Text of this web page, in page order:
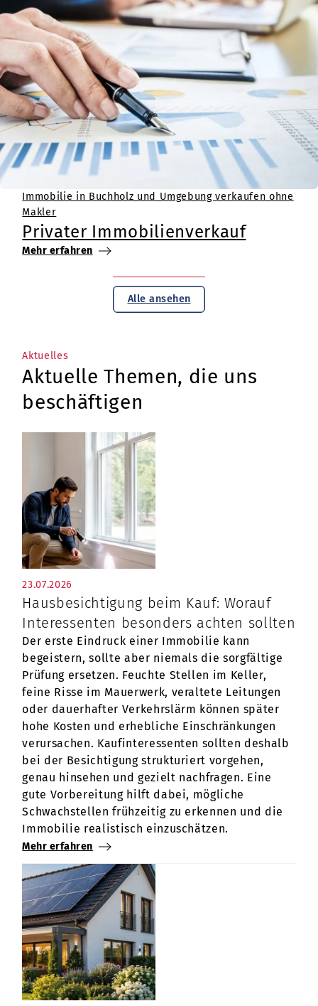
Immobilie in Buchholz und Umgebung verkaufen ohne
Makler
Privater Immobilienverkauf
Mehr erfahren
Alle ansehen
Aktuelles
Aktuelle Themen, die uns
beschäftigen
23.07.2026
Hausbesichtigung beim Kauf: Worauf
Interessenten besonders achten sollten
Der erste Eindruck einer Immobilie kann
begeistern, sollte aber niemals die sorgfältige
Prüfung ersetzen. Feuchte Stellen im Keller,
feine Risse im Mauerwerk, veraltete Leitungen
oder dauerhafter Verkehrslärm können später
hohe Kosten und erhebliche Einschränkungen
verursachen. Kaufinteressenten sollten deshalb
bei der Besichtigung strukturiert vorgehen,
genau hinsehen und gezielt nachfragen. Eine
gute Vorbereitung hilft dabei, mögliche
Schwachstellen frühzeitig zu erkennen und die
Immobilie realistisch einzuschätzen.
Mehr erfahren